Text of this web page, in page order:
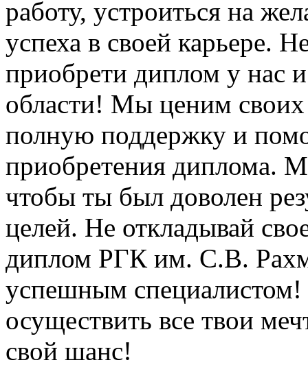
работу, устроиться на
успеха в своей карьере.
приобрети диплом у нас
области! Мы ценим своих
полную поддержку и
приобретения диплома.
чтобы ты был доволен
целей. Не откладывай
диплом РГК им. С.В.
успешным
осуществить все твои
свой шанс!